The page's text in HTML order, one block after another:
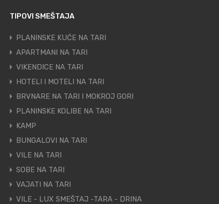
TIPOVI SMEŠTAJA
PLANINSKE KUĆE NA TARI
APARTMANI NA TARI
VIKENDICE NA TARI
HOTELI I MOTELI NA TARI
BRVNARE NA TARI I MOKROJ GORI
PLANINSKE KOLIBE NA TARI
KAMP
BUNGALOVI NA TARI
VILE NA TARI
SOBE NA TARI
VAJATI NA TARI
VILE - LUX SMEŠTAJ -TARA - DRINA